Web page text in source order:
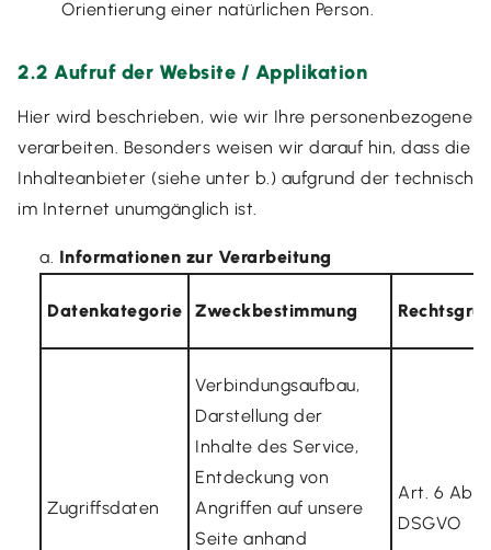
Orientierung einer natürlichen Person.
2.2 Aufruf der Website / Applikation
Hier wird beschrieben, wie wir Ihre
verarbeiten. Besonders weisen wir darauf hin, dass die
Inhalteanbieter (siehe unter b.) aufgrund der
im Internet unumgänglich ist.
Informationen zur Verarbeitung
Datenkategorie Zweckbestimmung
Zugriffsdaten
Verbindungsaufbau,
Darstellung der
Inhalte des Service,
Entdeckung von
Angriffen auf unsere
Seite anhand
Art. 6 Abs.
DSGVO